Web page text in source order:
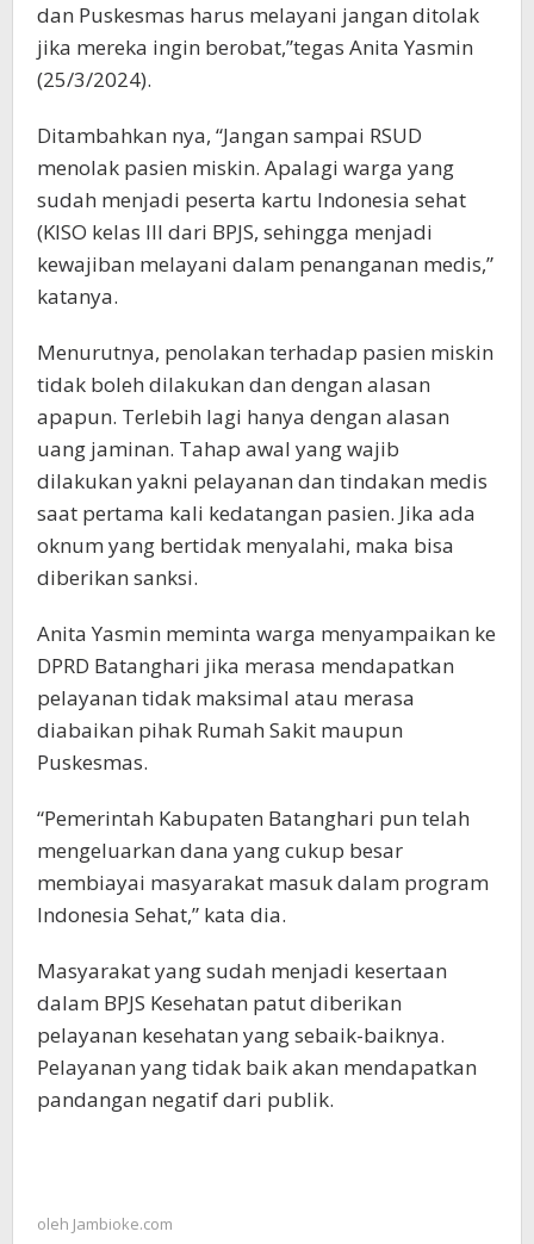
dan Puskesmas harus melayani jangan ditolak
jika mereka ingin berobat,”tegas Anita Yasmin
(25/3/2024).
Ditambahkan nya, “Jangan sampai RSUD
menolak pasien miskin. Apalagi warga yang
sudah menjadi peserta kartu Indonesia sehat
(KISO kelas III dari BPJS, sehingga menjadi
kewajiban melayani dalam penanganan medis,”
katanya.
Menurutnya, penolakan terhadap pasien miskin
tidak boleh dilakukan dan dengan alasan
apapun. Terlebih lagi hanya dengan alasan
uang jaminan. Tahap awal yang wajib
dilakukan yakni pelayanan dan tindakan medis
saat pertama kali kedatangan pasien. Jika ada
oknum yang bertidak menyalahi, maka bisa
diberikan sanksi.
Anita Yasmin meminta warga menyampaikan ke
DPRD Batanghari jika merasa mendapatkan
pelayanan tidak maksimal atau merasa
diabaikan pihak Rumah Sakit maupun
Puskesmas.
“Pemerintah Kabupaten Batanghari pun telah
mengeluarkan dana yang cukup besar
membiayai masyarakat masuk dalam program
Indonesia Sehat,” kata dia.
Masyarakat yang sudah menjadi kesertaan
dalam BPJS Kesehatan patut diberikan
pelayanan kesehatan yang sebaik-baiknya.
Pelayanan yang tidak baik akan mendapatkan
pandangan negatif dari publik.
oleh Jambioke.com